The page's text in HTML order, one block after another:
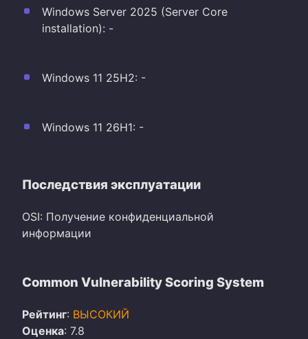
Windows Server 2025 (Server Core
installation): -
Windows 11 25H2: -
Windows 11 26H1: -
Последствия эксплуатации
OSI: Получение конфиденциальной
информации
Common Vulnerability Scoring System
Рейтинг: ВЫСОКИЙ
Оценка: 7.8